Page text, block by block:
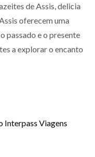
de Assis, delicia
oferecem uma
passado e o presente
a explorar o encanto
Interpass Viagens